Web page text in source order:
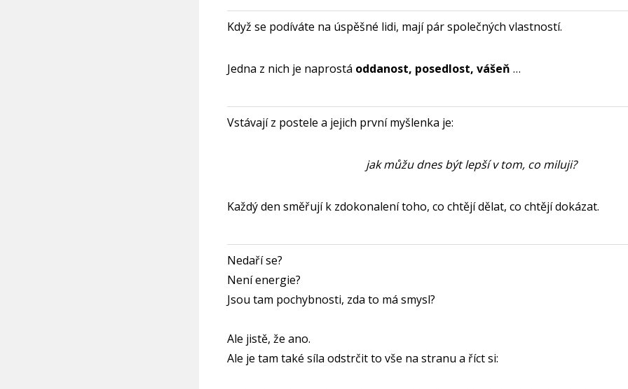
Když se podíváte na úspěšné lidi, mají pár společných vlastností.
Jedna z nich je naprostá oddanost, posedlost, vášeň …
Vstávají z postele a jejich první myšlenka je:
jak můžu dnes být lepší v tom, co miluji?
Každý den směřují k zdokonalení toho, co chtějí dělat, co chtějí dokázat.
Nedaří se?
Není energie?
Jsou tam pochybnosti, zda to má smysl?
Ale jistě, že ano.
Ale je tam také síla odstrčit to vše na stranu a říct si: